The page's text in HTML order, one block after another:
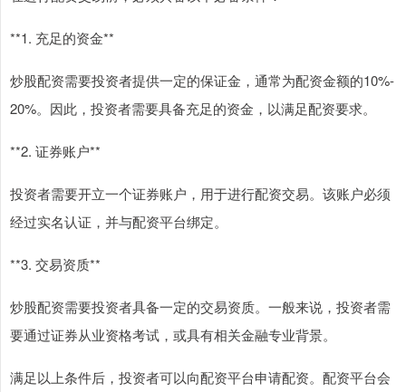
**1. 充足的资金**
炒股配资需要投资者提供一定的保证金，通常为配资金额的10%-
20%。因此，投资者需要具备充足的资金，以满足配资要求。
**2. 证券账户**
投资者需要开立一个证券账户，用于进行配资交易。该账户必须
经过实名认证，并与配资平台绑定。
**3. 交易资质**
炒股配资需要投资者具备一定的交易资质。一般来说，投资者需
要通过证券从业资格考试，或具有相关金融专业背景。
满足以上条件后，投资者可以向配资平台申请配资。配资平台会